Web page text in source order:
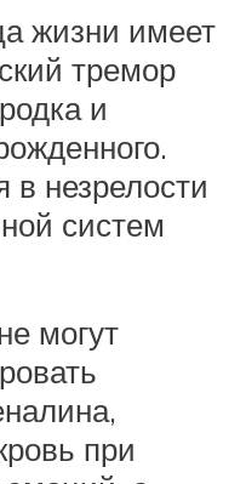
жизни имеет
тремор
и
в незрелости
систем
могут
при